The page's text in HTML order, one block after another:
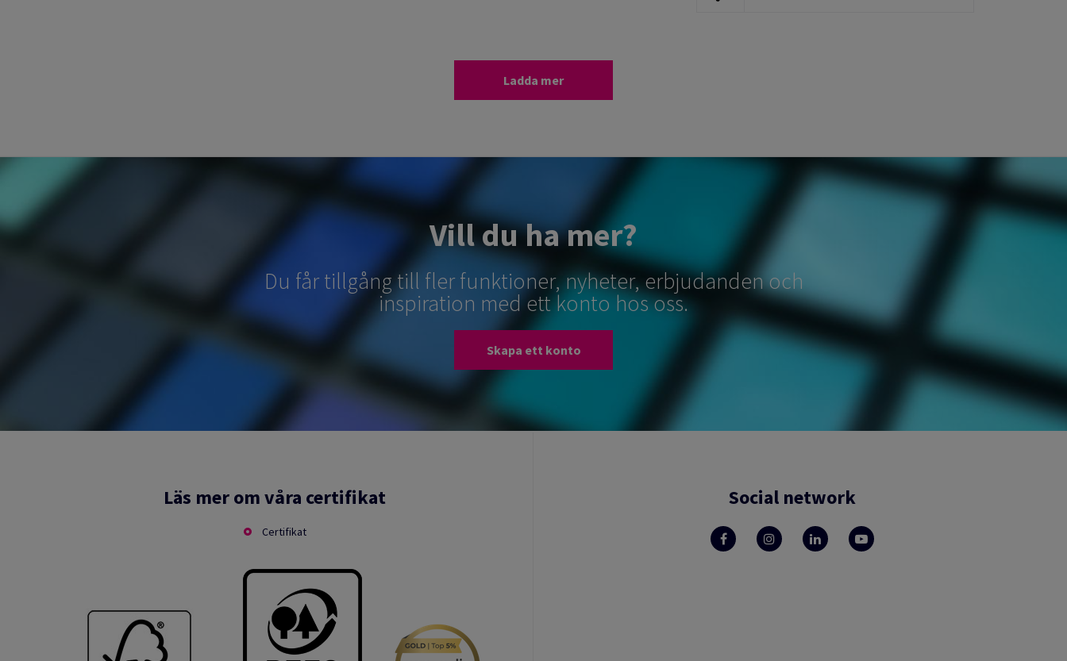
Ladda mer
Vill du ha mer?
Du får tillgång till fler funktioner, nyheter, erbjudanden och
inspiration med ett konto hos oss.
Skapa ett konto
Läs mer om våra certifikat
Certifikat
Social network